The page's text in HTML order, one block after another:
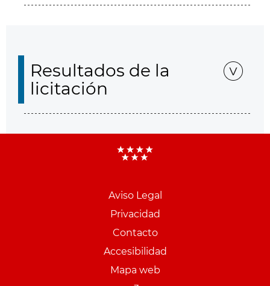
Resultados de la
licitación
Aviso Legal
Privacidad
Contacto
Accesibilidad
Mapa web